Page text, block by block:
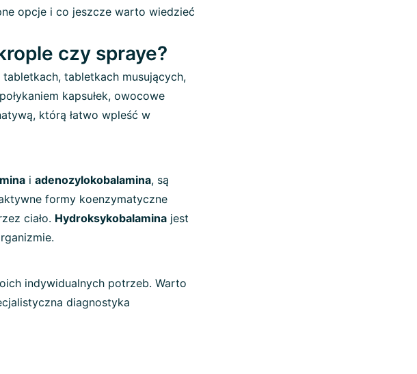
opcje i co jeszcze warto wiedzieć
czy spraye?
tabletkach musujących,
kapsułek, owocowe
którą łatwo wpleść w
i adenozylokobalamina, są
formy koenzymatyczne
ciało. Hydroksykobalamina jest
indywidualnych potrzeb. Warto
diagnostyka